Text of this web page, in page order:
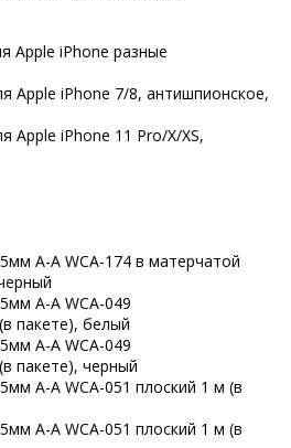
Apple iPhone разные
Apple iPhone 7/8, антишпионское,
Apple iPhone 11 Pro/X/XS,
A-A WCA-174 в матерчатой
A-A WCA-049
пакете), белый
A-A WCA-049
пакете), черный
A-A WCA-051 плоский 1 м (в
A-A WCA-051 плоский 1 м (в